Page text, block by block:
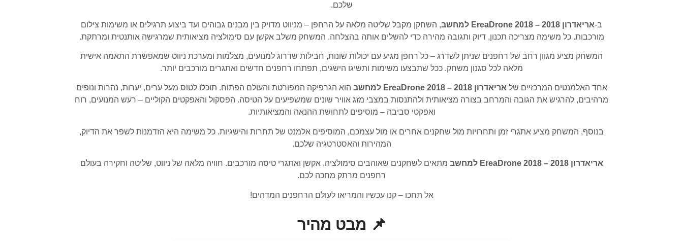
שלכם.
ב-אריאדרון 2018 – EreaDrone 2018 למחשב
, השחקן מקבל שליטה מלאה על הרחפן – מניווט מדויק בין מבנים גבוהים ועד ביצוע תרגילים או משימות צילום
מורכבות. כל משימה מצריכה תכנון, דיוק ותגובה מהירה כדי להשלים אותה בהצלחה. המשחק משלב אקשן עם סימולציה מציאותית שמרגישה אותנטית ומרתקת.
המשחק מציע מגוון רחב של רחפנים שניתן לשדרג – כל רחפן מגיע עם יכולות שונות, חבילות שדרוג למנועים, מצלמות ומערכת ניווט שמאפשרת התאמה אישית
מלאה לכל סגנון משחק. ככל שתבצעו משימות ותשיגו הישגים, תפתחו רחפנים חדשים ואתגרים מורכבים יותר.
אחד האלמנטים המרכזיים שלאריאדרון 2018 – EreaDrone 2018 למחשב
הוא הגרפיקה המפורטת והעולם הפתוח. תוכלו לטוס מעל ערים, יערות, נהרות ונופים
מרהיבים, להרגיש את הגובה והמרחב בצורה מציאותית ולהתנסות במצבי מזג אוויר שונים שמשפיעים על הטיסה. הפסקול והאפקטים הקוליים – רעש המנועים, רוח
ואפקטי סביבה – מוסיפים לתחושת ההנאה והמציאותיות.
בנוסף, המשחק מציע אתגרי זמן ותחרויות מול שחקנים אחרים או מול עצמכם, המוסיפים אלמנט של תחרות והישגיות. כל משימה היא הזדמנות לשפר את הדיוק,
המהירות והאסטרטגיה שלכם.
אריאדרון 2018 – EreaDrone 2018 למחשב
מתאים לשחקנים שאוהבים סימולציה, אקשן ואתגרי טיסה מורכבים. חוויה מלאה של ניווט, שליטה וחקירה בעולם
רחפנים מרתק מחכה לכם.
אל תחכו – קנו עכשיו והמריאו לעולם הרחפנים המדהים!
📌 מבט מהיר